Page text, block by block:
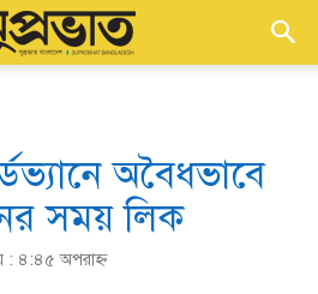
অবৈধভাবে
সময় লিক
: ৪:৪৫ অপরাহ্ণ